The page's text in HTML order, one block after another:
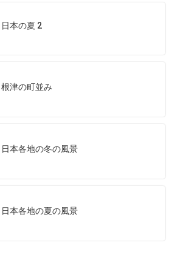
日本の夏 2
根津の町並み
日本各地の冬の風景
日本各地の夏の風景